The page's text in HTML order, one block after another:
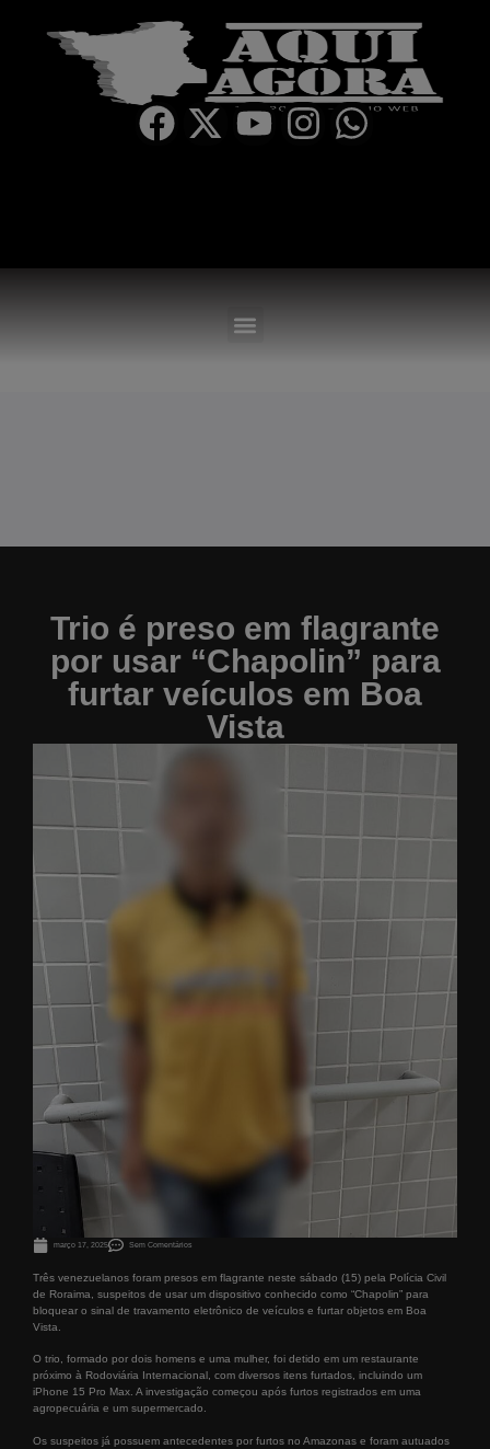
Trio é preso em flagrante
por usar “Chapolin” para
furtar veículos em Boa
Vista
março 17, 2025 Sem Comentários
Três venezuelanos foram presos em flagrante neste sábado (15) pela Polícia Civil
de Roraima, suspeitos de usar um dispositivo conhecido como “Chapolin” para
bloquear o sinal de travamento eletrônico de veículos e furtar objetos em Boa
Vista.
O trio, formado por dois homens e uma mulher, foi detido em um restaurante
próximo à Rodoviária Internacional, com diversos itens furtados, incluindo um
iPhone 15 Pro Max. A investigação começou após furtos registrados em uma
agropecuária e um supermercado.
Os suspeitos já possuem antecedentes por furtos no Amazonas e foram autuados